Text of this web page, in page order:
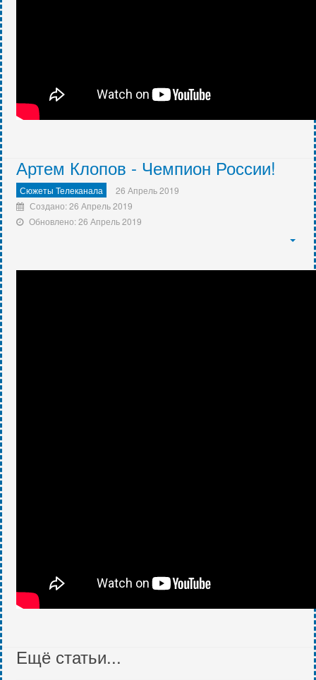
Артем Клопов - Чемпион России!
Сюжеты Телеканала
26 Апрель 2019
Создано: 26 Апрель 2019
Обновлено: 26 Апрель 2019
Ещё статьи...